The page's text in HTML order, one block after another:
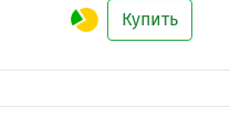
Купить